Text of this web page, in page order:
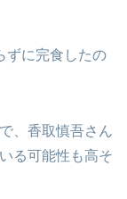
ずに完食したの
、香取慎吾さん
る可能性も高そ